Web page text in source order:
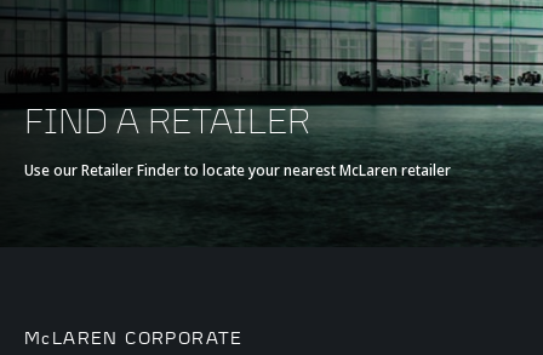
FIND A RETAILER
Use our Retailer Finder to locate your nearest McLaren retailer
McLAREN CORPORATE